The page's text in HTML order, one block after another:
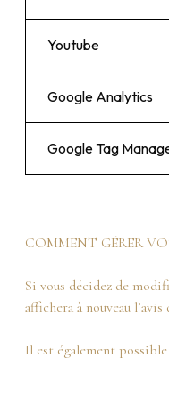
Youtube
Google Analytics
Google Tag
COMMENT GÉRER
Si vous décidez de
affichera à nouveau
Il est également